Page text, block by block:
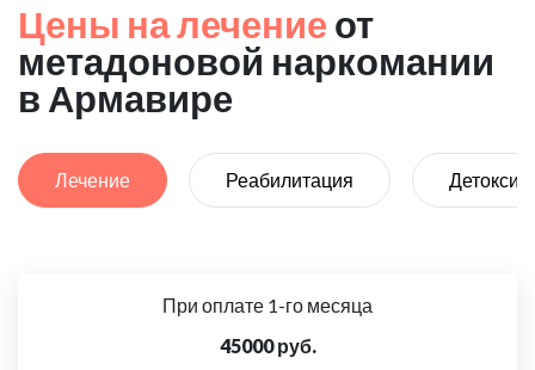
Цены на лечение от
метадоновой наркомании
в Армавире
Лечение Реабилитация
При оплате 1-го месяца
45000 руб.